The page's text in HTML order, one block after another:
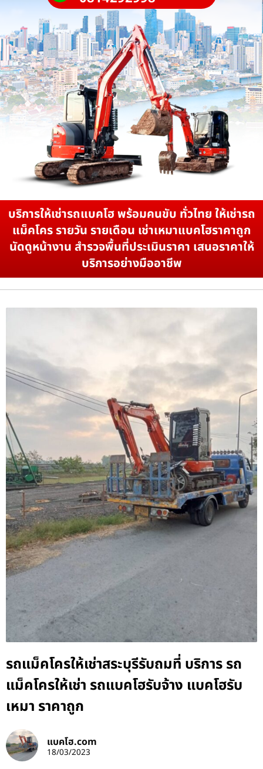
บริการให้เช่ารถแบคโฮ พร้อมคนขับ ทั่วไทย ให้เช่ารถ
แม็คโคร รายวัน รายเดือน เช่าเหมาแบคโฮราคาถูก
นัดดูหน้างาน สำรวจพื้นที่ประเมินราคา เสนอราคาให้
บริการอย่างมืออาชีพ
รถแม็คโครให้เช่าสระบุรีรับถมที่ บริการ รถ
แม็คโครให้เช่า รถแบคโฮรับจ้าง แบคโฮรับ
เหมา ราคาถูก
แบคโฮ.com
18/03/2023